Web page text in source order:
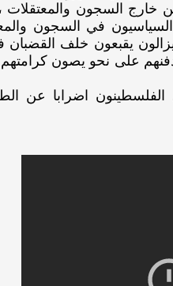
من خارج السجون
في السجون
يقبعون خلف القضبان
على نحو يصون